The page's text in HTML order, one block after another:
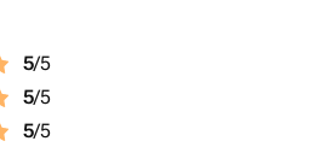
5/5
5/5
5/5